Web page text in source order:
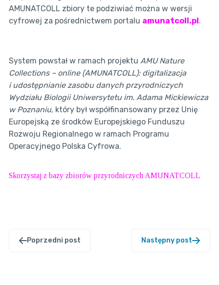
AMUNATCOLL zbiory te podziwiać można w wersji
cyfrowej za pośrednictwem portalu amunatcoll.pl.
System powstał w ramach projektu AMU Nature
Collections – online (AMUNATCOLL): digitalizacja
i udostępnianie zasobu danych przyrodniczych
Wydziału Biologii Uniwersytetu im. Adama Mickiewicza
w Poznaniu, który był współfinansowany przez Unię
Europejską ze środków Europejskiego Funduszu
Rozwoju Regionalnego w ramach Programu
Operacyjnego Polska Cyfrowa.
Skorzystaj z bazy zbiorów przyrodniczych AMUNATCOLL
Poprzedni post Następny post